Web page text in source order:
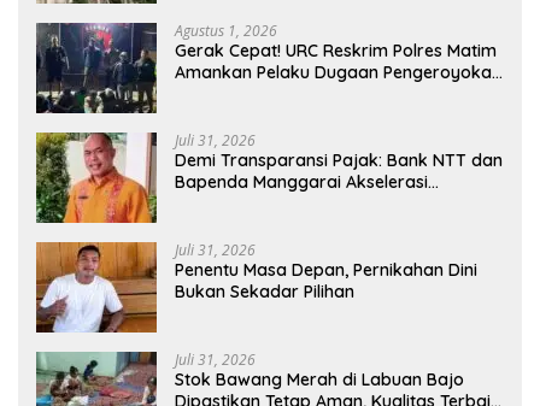
Agustus 1, 2026
Gerak Cepat! URC Reskrim Polres Matim
Amankan Pelaku Dugaan Pengeroyokan
Juli 31, 2026
​Demi Transparansi Pajak: Bank NTT dan
Bapenda Manggarai Akselerasi
Juli 31, 2026
Penentu Masa Depan, Pernikahan Dini
Bukan Sekadar Pilihan
Juli 31, 2026
Stok Bawang Merah di Labuan Bajo
Dipastikan Tetap Aman, Kualitas Terbaik